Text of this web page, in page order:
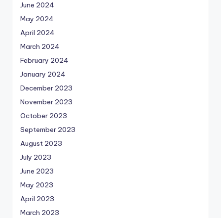
June 2024
May 2024
April 2024
March 2024
February 2024
January 2024
December 2023
November 2023
October 2023
September 2023
August 2023
July 2023
June 2023
May 2023
April 2023
March 2023